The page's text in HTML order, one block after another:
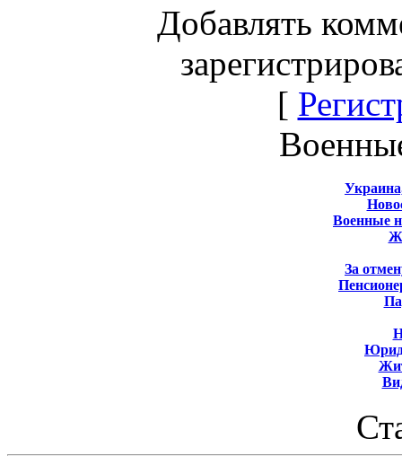
Добавлять
[
Военные
За